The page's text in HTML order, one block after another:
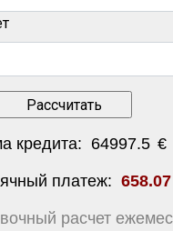
кредита: 64997.5 €
платеж: 658.07
расчет